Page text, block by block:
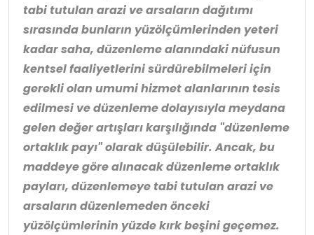
tabi tutulan arazi ve arsaların dağıtımı
sırasında bunların yüzölçümlerinden yeteri
kadar saha, düzenleme alanındaki nüfusun
kentsel faaliyetlerini sürdürebilmeleri için
gerekli olan umumi hizmet alanlarının tesis
edilmesi ve düzenleme dolayısıyla meydana
gelen değer artışları karşılığında "düzenleme
ortaklık payı" olarak düşülebilir. Ancak, bu
maddeye göre alınacak düzenleme ortaklık
payları, düzenlemeye tabi tutulan arazi ve
arsaların düzenlemeden önceki
yüzölçümlerinin yüzde kırk beşini geçemez.